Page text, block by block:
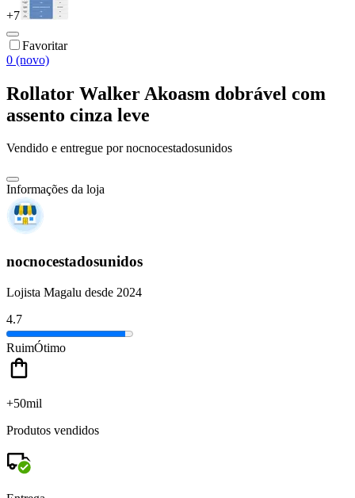
+7
Favoritar
0 (novo)
Rollator Walker Akoasm dobrável com
assento cinza leve
Vendido e entregue por nocnocestadosunidos
Informações da loja
nocnocestadosunidos
Lojista Magalu desde 2024
4.7
RuimÓtimo
+50mil
Produtos vendidos